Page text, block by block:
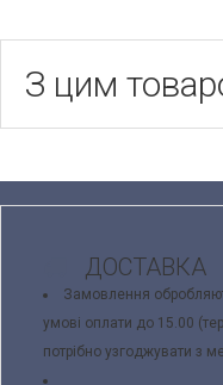
З цим
ДОСТАВКА
Замовлення
умові оплати до 15.00
потрібно узгоджувати з